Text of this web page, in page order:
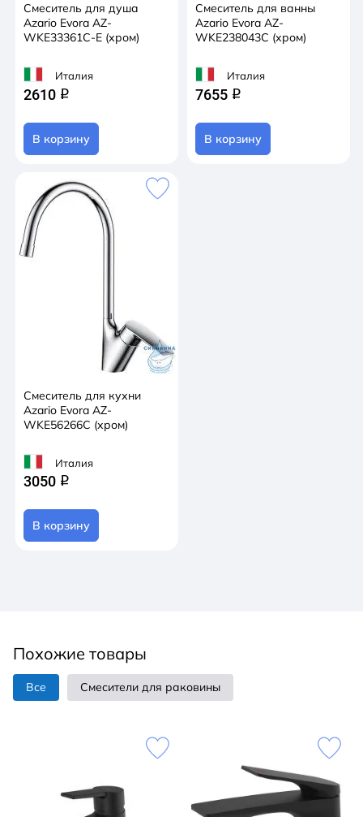
Смеситель для душа
Azario Evora AZ-
WKE33361C-E (хром)
Италия
2610 q
В корзину
Смеситель для ванны
Azario Evora AZ-
WKE238043C (хром)
Италия
7655 q
В корзину
Смеситель для кухни
Azario Evora AZ-
WKE56266C (хром)
Италия
3050 q
В корзину
Похожие товары
Все Смесители для раковины